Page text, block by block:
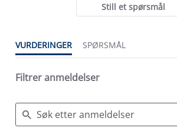
Still et spørsmål
VURDERINGER SPØRSMÅL
Filtrer anmeldelser